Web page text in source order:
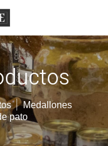
Medallones
pato